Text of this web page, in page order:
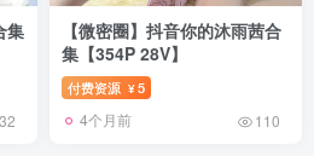
集
32
【微密圈】抖音你的沐雨茜合
集【354P 28V】
付费资源 ¥5
4个月前 110